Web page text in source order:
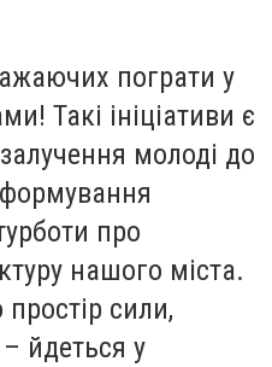
пограти у
Такі ініціативи є
молоді до
формування
про
нашого міста.
сили,
йдеться у